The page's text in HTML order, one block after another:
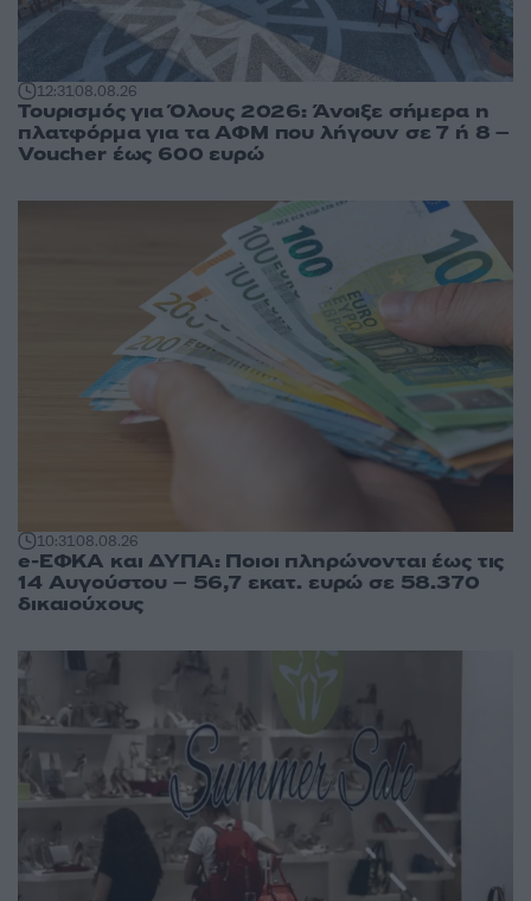
12:3108.08.26
Τουρισμός για Όλους 2026: Άνοιξε σήμερα η
πλατφόρμα για τα ΑΦΜ που λήγουν σε 7 ή 8 –
Voucher έως 600 ευρώ
10:3108.08.26
e-ΕΦΚΑ και ΔΥΠΑ: Ποιοι πληρώνονται έως τις
14 Αυγούστου – 56,7 εκατ. ευρώ σε 58.370
δικαιούχους